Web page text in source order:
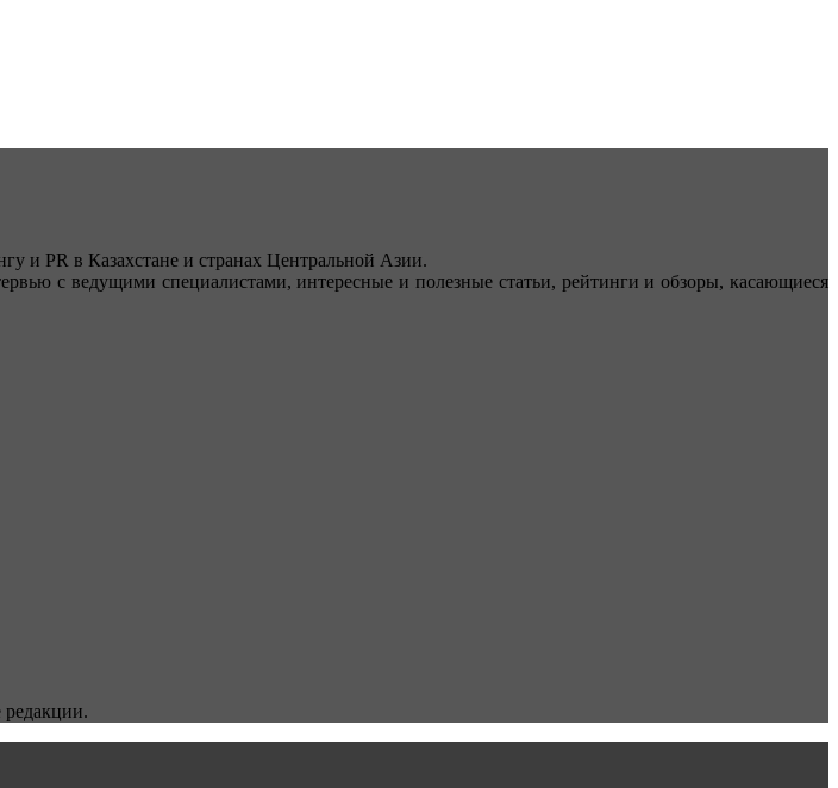
и PR в Казахстане и странах Центральной Азии.
с ведущими специалистами, интересные и полезные статьи, рейтинги и обзоры, касающиеся